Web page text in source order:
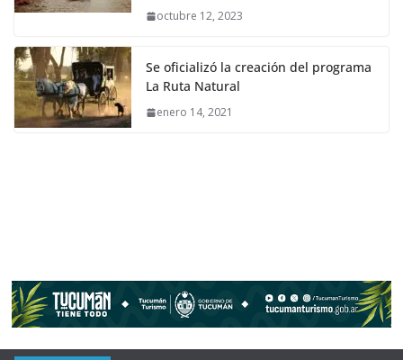
octubre 12, 2023
Se oficializó la creación del programa
La Ruta Natural
enero 14, 2021